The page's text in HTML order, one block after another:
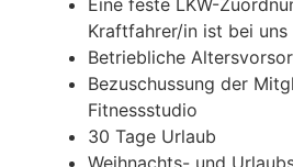
Eine feste LKW-
Kraftfahrer/in ist bei
Betriebliche
Bezuschussung der
Fitnessstudio
30 Tage Urlaub